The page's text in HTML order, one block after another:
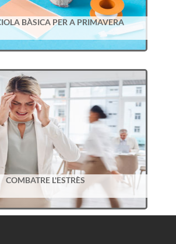
BÀSICA PER A PRIMAVERA
COMBATRE L'ESTRÈS